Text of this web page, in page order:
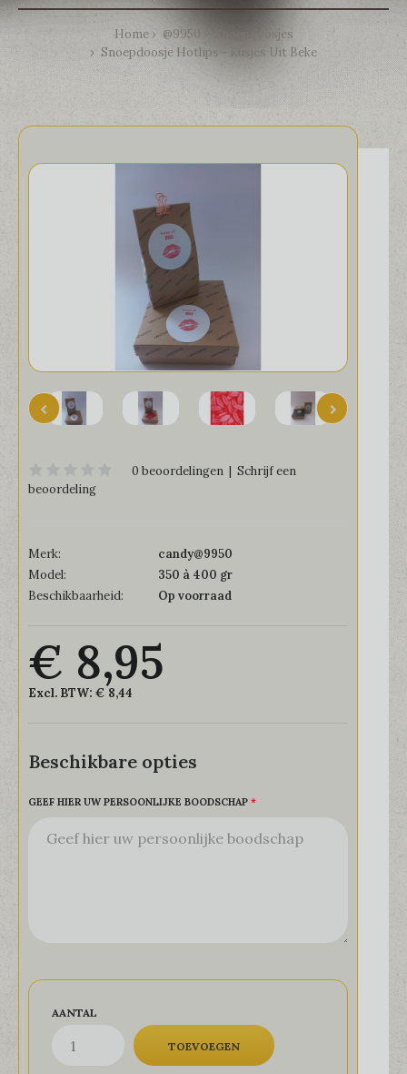
Home @9950
Snoepdoosjes
Snoepdoosje Hotlips - Kusjes Uit Beke
0 beoordelingen | Schrijf een
beoordeling
Merk:
candy@9950
Model:
350 à 400 gr
Beschikbaarheid:
Op voorraad
€ 8,95
Excl. BTW: € 8,44
Beschikbare opties
GEEF HIER UW PERSOONLIJKE BOODSCHAP
AANTAL